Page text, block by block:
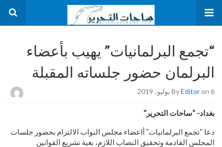
“تجمع البرلمانيات” يهيب بأعضاء
البرلمان حضور جلساته المقبلة
ByEditoron 6 يوليو، 2019
بغداد- “ساحات التحرير”
دعا “تجمع البرلمانيات” أاعضاء مجلس النواب الالتزام بحضور جلسات
المجلس القادمة وتحقيق النصاب اللازم، بغية تشريع القوانين